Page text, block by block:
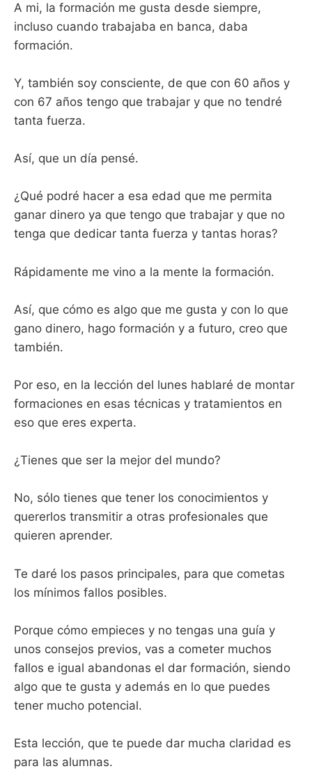
A mi, la formación me gusta desde siempre,
incluso cuando trabajaba en banca, daba
formación.
Y, también soy consciente, de que con 60 años y
con 67 años tengo que trabajar y que no tendré
tanta fuerza.
Así, que un día pensé.
¿Qué podré hacer a esa edad que me permita
ganar dinero ya que tengo que trabajar y que no
tenga que dedicar tanta fuerza y tantas horas?
Rápidamente me vino a la mente la formación.
Así, que cómo es algo que me gusta y con lo que
gano dinero, hago formación y a futuro, creo que
también.
Por eso, en la lección del lunes hablaré de montar
formaciones en esas técnicas y tratamientos en
eso que eres experta.
¿Tienes que ser la mejor del mundo?
No, sólo tienes que tener los conocimientos y
quererlos transmitir a otras profesionales que
quieren aprender.
Te daré los pasos principales, para que cometas
los mínimos fallos posibles.
Porque cómo empieces y no tengas una guía y
unos consejos previos, vas a cometer muchos
fallos e igual abandonas el dar formación, siendo
algo que te gusta y además en lo que puedes
tener mucho potencial.
Esta lección, que te puede dar mucha claridad es
para las alumnas.